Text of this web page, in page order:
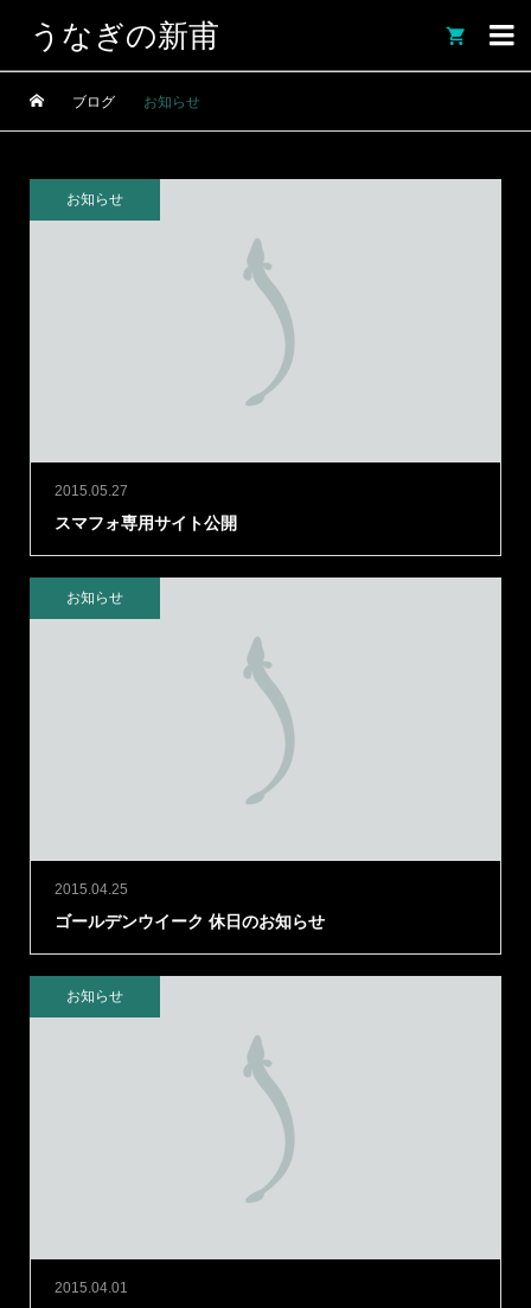
うなぎの新甫 
ブログ お知らせ
2015.05.27
スマフォ専用サイト公開
お知らせ
2015.04.25
ゴールデンウイーク 休日のお知らせ
お知らせ
2015.04.01
お知らせ